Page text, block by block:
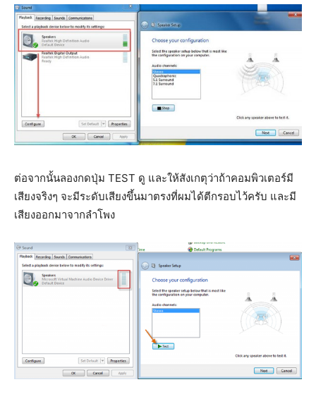
ต่อจากนั้นลองกดปุ่ม TEST ดู และให้สังเกตุว่าถ้าคอมพิวเตอร์มี
เสียงจริงๆ จะมีระดับเสียงขึ้นมาตรงที่ผมได้ตีกรอบไว้ครับ และมี
เสียงออกมาจากลำโพง